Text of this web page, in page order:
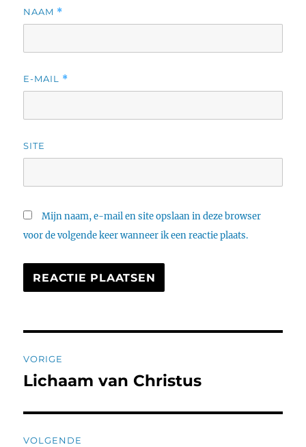
NAAM *
E-MAIL *
SITE
Mijn naam, e-mail en site opslaan in deze browser
voor de volgende keer wanneer ik een reactie plaats.
navigatie
VORIGE
Vorig
Lichaam van Christus
VOLGENDE